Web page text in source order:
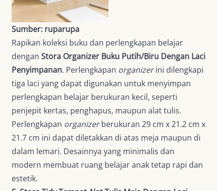
Sumber: ruparupa
Rapikan koleksi buku dan perlengkapan belajar
dengan Stora Organizer Buku Putih/Biru Dengan Laci
Penyimpanan. Perlengkapan organizerini dilengkapi
tiga laci yang dapat digunakan untuk menyimpan
perlengkapan belajar berukuran kecil, seperti
penjepit kertas, penghapus, maupun alat tulis.
Perlengkapan organizerberukuran 29 cm x 21.2 cm x
21.7 cm ini dapat diletakkan di atas meja maupun di
dalam lemari. Desainnya yang minimalis dan
modern membuat ruang belajar anak tetap rapi dan
estetik.